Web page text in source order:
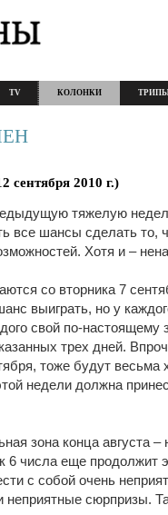
TV КОЛОНКИ
сентября 2010 г.)
тяжелую
все шансы сделать то,
Хотя и –
со вторника 7
выиграть, но у
свой по-
трех дней.
тоже будут
недели должна
зона конца августа –
6 числа еще продолжит
с собой очень
неприятные сюрпризы.